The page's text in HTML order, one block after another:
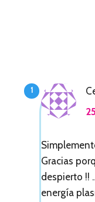
Gracias
despierto !!
energía